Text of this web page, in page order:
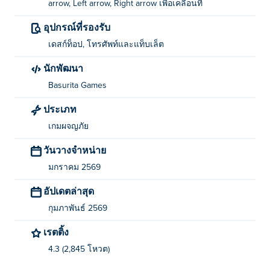
ใครเป็นผู้สร้างโมลีย์ ไมเนอร์?
Moley Miner สร้างโดย Basurita Games นี่เป็นเกมแรกของ
ฉันจะเล่นเกม Moley Miner ได้ฟรีได้อย่างไร?
คุณสามารถเล่นเกม Moley Miner ได้ฟรีบน Poki
และคอมพิวเตอร์ได้หรือไม่?
อุปกรณ์พกพา เช่น โทรศัพท์และแท็บเล็ต
arrow, Left arrow, Right arrow เพื่อเคลื่อนที่
อุปกรณ์ที่รองรับ
เดสก์ท็อป, โทรศัพท์และแท็บเล็ต
นักพัฒนา
Basurita Games
ประเภท
เกมผจญภัย
วันวางจำหน่าย
มกราคม 2569
อัปเดตล่าสุด
กุมภาพันธ์ 2569
เรตติ้ง
4.3 (2,845 โหวต)